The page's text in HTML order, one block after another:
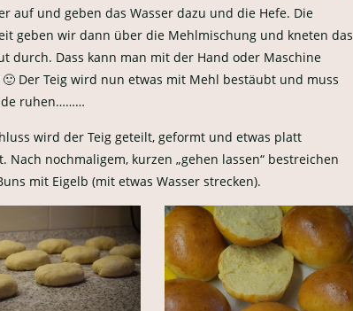
auf und geben das Wasser dazu und die Hefe. Die
geben wir dann über die Mehlmischung und kneten das
durch. Dass kann man mit der Hand oder Maschine
🙂 Der Teig wird nun etwas mit Mehl bestäubt und muss
ruhen………
wird der Teig geteilt, geformt und etwas platt
Nach nochmaligem, kurzen „gehen lassen“ bestreichen
mit Eigelb (mit etwas Wasser strecken).